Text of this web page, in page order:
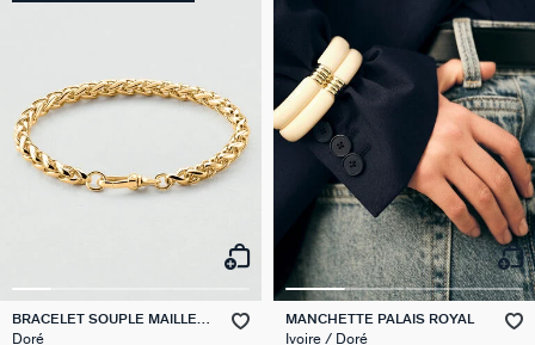
BRACELET SOUPLE MAILLE
PALMIER
Doré
MANCHETTE PALAIS ROYAL
Ivoire / Doré